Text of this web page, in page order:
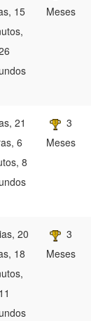
15
Meses
21
6
8
3
Meses
20
18
11
3
Meses